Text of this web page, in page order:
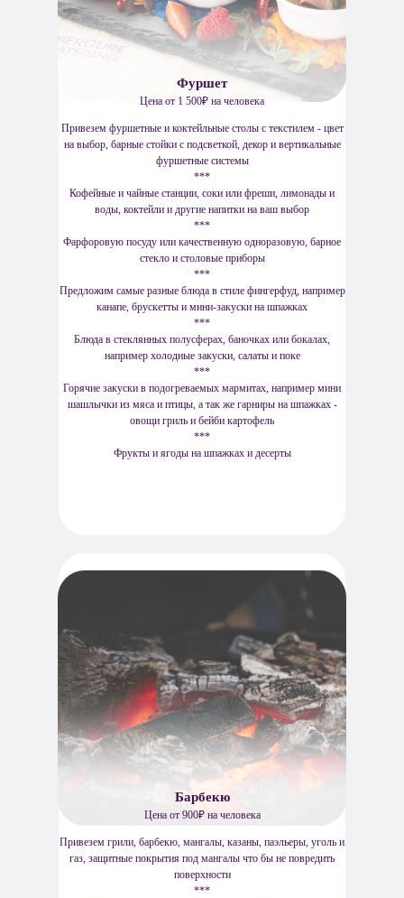
Фуршет
Цена от 1 500₽ на человека
Барбекю
Цена от 900₽ на человека
Привезем фуршетные и коктейльные столы с текстилем - цвет
на выбор, барные стойки с подсветкой, декор и вертикальные
фуршетные системы
***
Кофейные и чайные станции, соки или фреши, лимонады и
воды, коктейли и другие напитки на ваш выбор
***
Фарфоровую посуду или качественную одноразовую, барное
стекло и столовые приборы
***
Предложим самые разные блюда в стиле фингерфуд, например
канапе, брускетты и мини-закуски на шпажках
***
Блюда в стеклянных полусферах, баночках или бокалах,
например холодные закуски, салаты и поке
***
Горячие закуски в подогреваемых мармитах, например мини
шашлычки из мяса и птицы, а так же гарниры на шпажках -
овощи гриль и бейби картофель
***
Фрукты и ягоды на шпажках и десерты
Привезем грили, барбекю, мангалы, казаны, паэльеры, уголь и
газ, защитные покрытия под мангалы что бы не повредить
поверхности
***